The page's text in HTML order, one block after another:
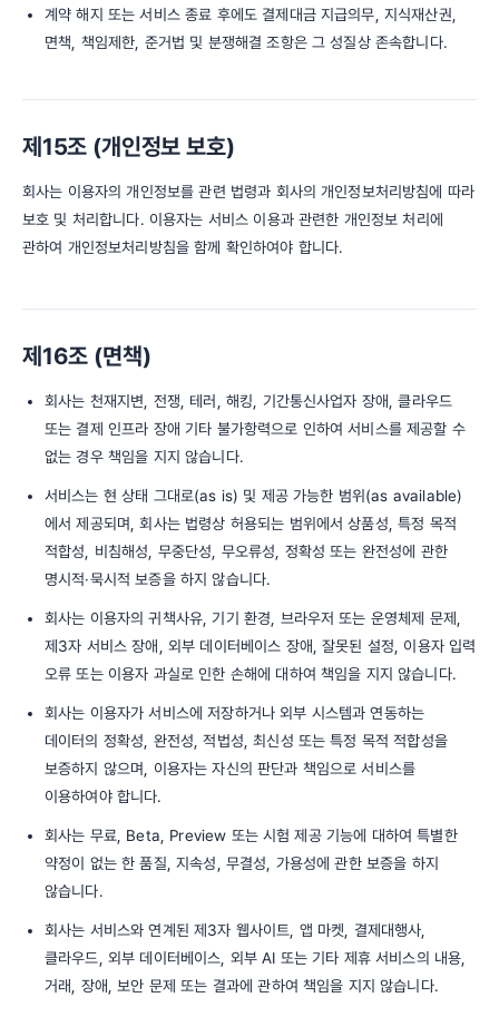
계약 해지 또는 서비스 종료 후에도 결제대금 지급의무, 지식재산권,
면책, 책임제한, 준거법 및 분쟁해결 조항은 그 성질상 존속합니다.
제15조 (개인정보 보호)
회사는 이용자의 개인정보를 관련 법령과 회사의 개인정보처리방침에 따라
보호 및 처리합니다. 이용자는 서비스 이용과 관련한 개인정보 처리에
관하여 개인정보처리방침을 함께 확인하여야 합니다.
제16조 (면책)
회사는 천재지변, 전쟁, 테러, 해킹, 기간통신사업자 장애, 클라우드
또는 결제 인프라 장애 기타 불가항력으로 인하여 서비스를 제공할 수
없는 경우 책임을 지지 않습니다.
서비스는 현 상태 그대로(as is) 및 제공 가능한 범위(as available)
에서 제공되며, 회사는 법령상 허용되는 범위에서 상품성, 특정 목적
적합성, 비침해성, 무중단성, 무오류성, 정확성 또는 완전성에 관한
명시적·묵시적 보증을 하지 않습니다.
회사는 이용자의 귀책사유, 기기 환경, 브라우저 또는 운영체제 문제,
제3자 서비스 장애, 외부 데이터베이스 장애, 잘못된 설정, 이용자 입력
오류 또는 이용자 과실로 인한 손해에 대하여 책임을 지지 않습니다.
회사는 이용자가 서비스에 저장하거나 외부 시스템과 연동하는
데이터의 정확성, 완전성, 적법성, 최신성 또는 특정 목적 적합성을
보증하지 않으며, 이용자는 자신의 판단과 책임으로 서비스를
이용하여야 합니다.
회사는 무료, Beta, Preview 또는 시험 제공 기능에 대하여 특별한
약정이 없는 한 품질, 지속성, 무결성, 가용성에 관한 보증을 하지
않습니다.
회사는 서비스와 연계된 제3자 웹사이트, 앱 마켓, 결제대행사,
클라우드, 외부 데이터베이스, 외부 AI 또는 기타 제휴 서비스의 내용,
거래, 장애, 보안 문제 또는 결과에 관하여 책임을 지지 않습니다.